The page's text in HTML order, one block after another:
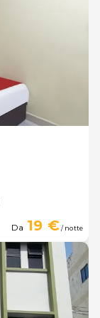
Da 19 €/ notte